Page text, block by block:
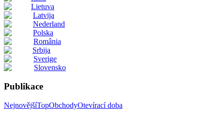
Lietuva
Latvija
Nederland
Polska
România
Srbija
Sverige
Slovensko
Publikace
NejnovějšíTopObchodyOtevírací doba